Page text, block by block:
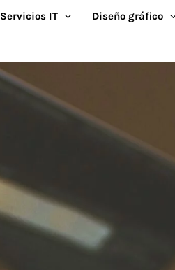
Servicios IT
Diseño gráfico